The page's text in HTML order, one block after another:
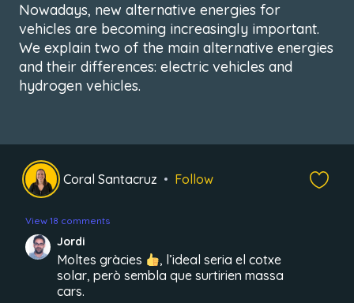
Nowadays, new alternative energies for
vehicles are becoming increasingly important.
We explain two of the main alternative energies
and their differences: electric vehicles and
hydrogen vehicles.
Coral Santacruz Follow
View 18 comments
Jordi
Moltes gràcies
, l’ideal seria el cotxe
solar, però sembla que surtirien massa
cars.